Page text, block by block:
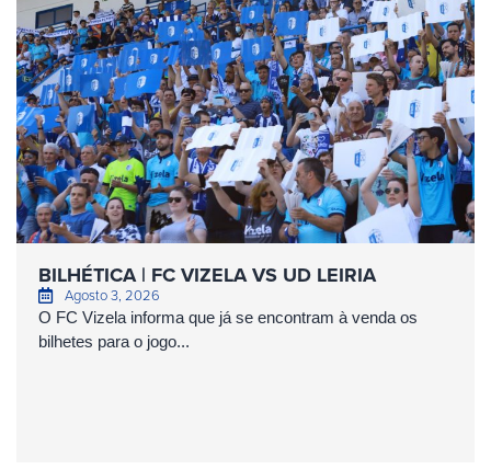
BILHÉTICA | FC VIZELA VS UD LEIRIA
Agosto 3, 2026
O FC Vizela informa que já se encontram à venda os
bilhetes para o jogo...